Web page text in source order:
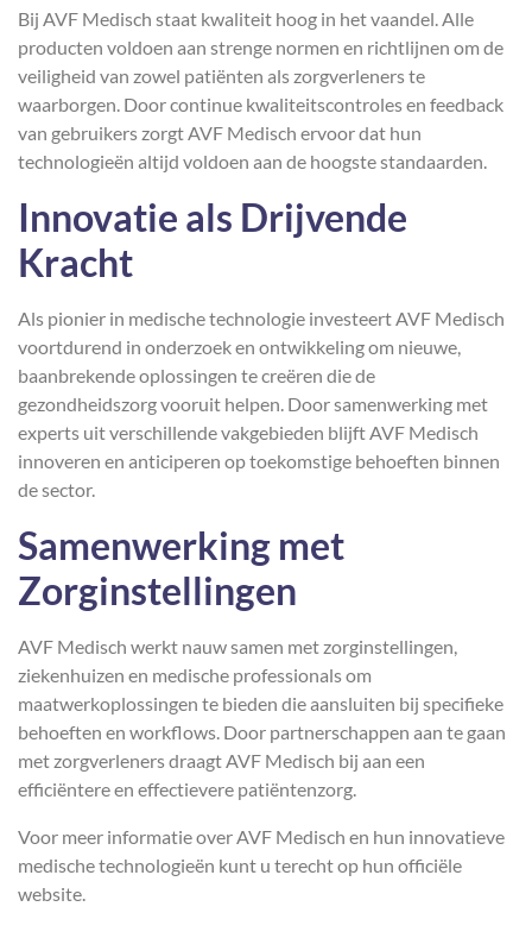
Bij AVF Medisch staat kwaliteit hoog in het vaandel. Alle
producten voldoen aan strenge normen en richtlijnen om de
veiligheid van zowel patiënten als zorgverleners te
waarborgen. Door continue kwaliteitscontroles en feedback
van gebruikers zorgt AVF Medisch ervoor dat hun
technologieën altijd voldoen aan de hoogste standaarden.
Innovatie als Drijvende
Kracht
Als pionier in medische technologie investeert AVF Medisch
voortdurend in onderzoek en ontwikkeling om nieuwe,
baanbrekende oplossingen te creëren die de
gezondheidszorg vooruit helpen. Door samenwerking met
experts uit verschillende vakgebieden blijft AVF Medisch
innoveren en anticiperen op toekomstige behoeften binnen
de sector.
Samenwerking met
Zorginstellingen
AVF Medisch werkt nauw samen met zorginstellingen,
ziekenhuizen en medische professionals om
maatwerkoplossingen te bieden die aansluiten bij specifieke
behoeften en workflows. Door partnerschappen aan te gaan
met zorgverleners draagt AVF Medisch bij aan een
efficiëntere en effectievere patiëntenzorg.
Voor meer informatie over AVF Medisch en hun innovatieve
medische technologieën kunt u terecht op hun officiële
website.